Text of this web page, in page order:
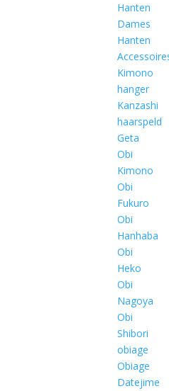
Hanten
Dames
Hanten
Kimono
hanger
Kanzashi
haarspeld
Geta
Obi
Kimono
Obi
Fukuro
Obi
Hanhaba
Obi
Heko
Obi
Nagoya
Obi
Shibori
obiage
Obiage
Datejime